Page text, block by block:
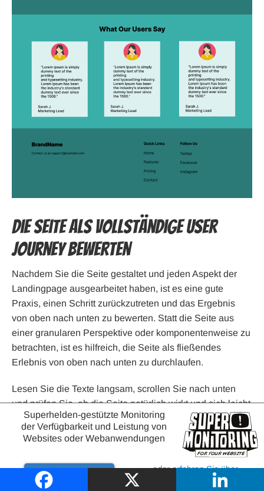
Die Seite als vollständige User
Journey bewerten
Nachdem Sie die Seite gestaltet und jeden Aspekt der
Landingpage ausgearbeitet haben, ist es eine gute
Praxis, einen Schritt zurückzutreten und das Ergebnis
von oben nach unten zu bewerten. Statt die Seite aus
einer granularen Perspektive oder komponentenweise zu
betrachten, ist es hilfreich, die Seite als fließendes
Erlebnis von oben nach unten zu durchlaufen.
Lesen Sie die Texte langsam, scrollen Sie nach unten
und prüfen Sie, ob die Seite natürlich wirkt und sich leicht
konsumieren lässt. Prüfen Sie, ob die Hero-Botschaft zu
den Features passt und ob die Testimonials die
Versprechen bestätigen, die weiter oben auf der Seite
gemacht wurden.
Superhelden-gestützte Monitoring
der Verfügbarkeit und Leistung von
Websites oder Webanwendungen
Probieren
oder erfahren Sie über
Website-Überwachung